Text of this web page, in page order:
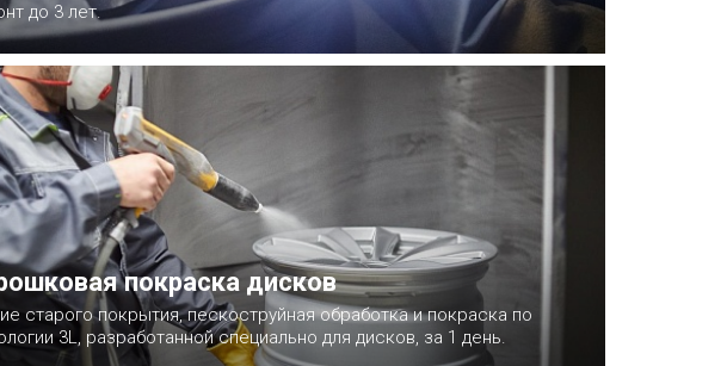
до 3 лет.
покраска дисков
старого покрытия, пескоструйная обработка и покраска по
3L, разработанной специально для дисков, за 1 день.